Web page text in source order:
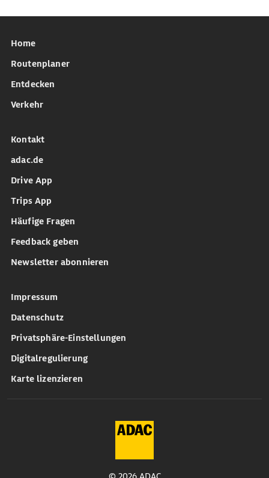
Home
Routenplaner
Entdecken
Verkehr
Kontakt
adac.de
Drive App
Trips App
Häufige Fragen
Feedback geben
Newsletter abonnieren
Impressum
Datenschutz
Privatsphäre-Einstellungen
Digitalregulierung
Karte lizenzieren